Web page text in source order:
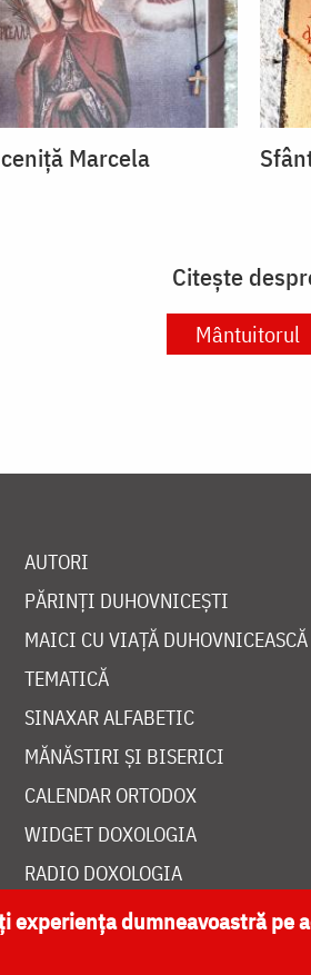
Marcela
Citește
Mântuitorul
AUTORI
PĂRINȚI DUHOVNICEȘTI
MAICI CU VIAȚĂ DUHOVNICEASCĂ
TEMATICĂ
SINAXAR ALFABETIC
MĂNĂSTIRI ȘI BISERICI
CALENDAR ORTODOX
WIDGET DOXOLOGIA
RADIO DOXOLOGIA
experiența dumneavoastră pe